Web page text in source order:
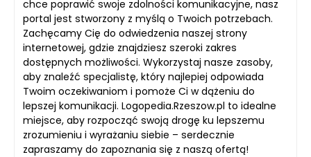
chce poprawić swoje zdolności komunikacyjne, nasz
portal jest stworzony z myślą o Twoich potrzebach.
Zachęcamy Cię do odwiedzenia naszej strony
internetowej, gdzie znajdziesz szeroki zakres
dostępnych możliwości. Wykorzystaj nasze zasoby,
aby znaleźć specjalistę, który najlepiej odpowiada
Twoim oczekiwaniom i pomoże Ci w dążeniu do
lepszej komunikacji. Logopedia.Rzeszow.pl to idealne
miejsce, aby rozpocząć swoją drogę ku lepszemu
zrozumieniu i wyrażaniu siebie – serdecznie
zapraszamy do zapoznania się z naszą ofertą!